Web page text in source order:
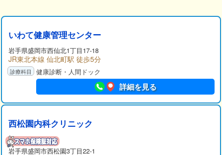
いわて健康管理センター
岩手県盛岡市西仙北1丁目17-18
JR東北本線 仙北町駅 徒歩5分
健康診断・人間ドック
詳細を見る
西松園内科クリニック
岩手県盛岡市西松園3丁目22-1